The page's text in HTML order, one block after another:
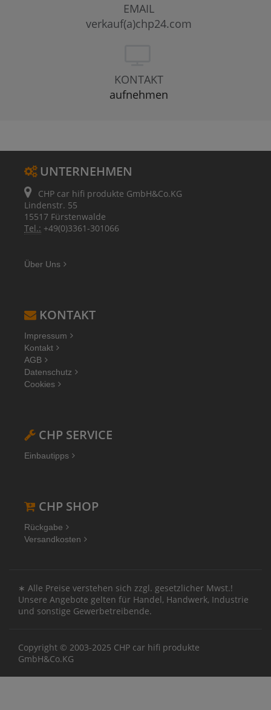
EMAIL
verkauf(a)chp24.com
KONTAKT
aufnehmen
UNTERNEHMEN
CHP car hifi produkte GmbH&Co.KG
Lindenstr. 55
15517 Fürstenwalde
Tel.: +49(0)3361-301066
Über Uns
KONTAKT
Impressum
Kontakt
AGB
Datenschutz
Cookies
CHP SERVICE
Einbautipps
CHP SHOP
Rückgabe
Versandkosten
∗ Alle Preise verstehen sich zzgl. gesetzlicher Mwst.!
Unsere Angebote gelten für Handel, Handwerk, Industrie
und sonstige Gewerbetreibende.
Copyright © 2003-2025 CHP car hifi produkte
GmbH&Co.KG